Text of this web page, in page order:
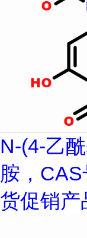
N-(4-乙
胺，
货促销产